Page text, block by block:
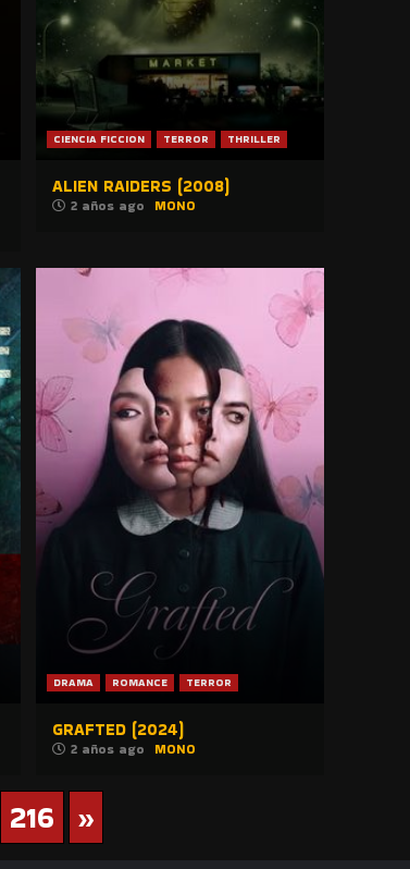
CIENCIA FICCION TERROR THRILLER
ALIEN RAIDERS (2008)
2 años ago MONO
DRAMA ROMANCE TERROR
GRAFTED (2024)
2 años ago MONO
216 »